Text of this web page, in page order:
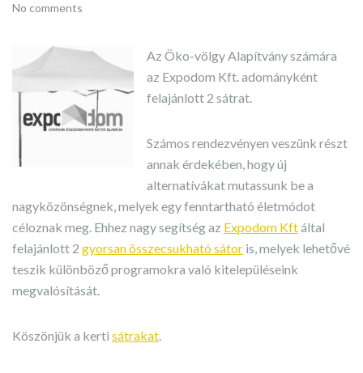
No comments
Az Öko-völgy Alapítvány számára
az Expodom Kft. adományként
felajánlott 2 sátrat.
Számos rendezvényen veszünk részt
annak érdekében, hogy új
alternatívákat mutassunk be a
nagyközönségnek, melyek egy fenntartható életmódot
céloznak meg. Ehhez nagy segítség az Expodom Kftáltal
felajánlott 2 gyorsan összecsukható sátor is, melyek lehetővé
teszik különböző programokra való kitelepüléseink
megvalósítását.
Köszönjük a kerti sátrakat.